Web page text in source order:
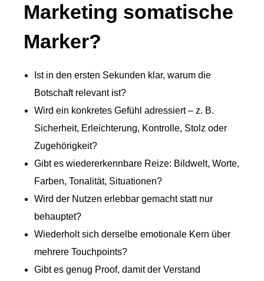
Marketing somatische
Marker?
Ist in den ersten Sekunden klar, warum die
Botschaft relevant ist?
Wird ein konkretes Gefühl adressiert – z. B.
Sicherheit, Erleichterung, Kontrolle, Stolz oder
Zugehörigkeit?
Gibt es wiedererkennbare Reize: Bildwelt, Worte,
Farben, Tonalität, Situationen?
Wird der Nutzen erlebbar gemacht statt nur
behauptet?
Wiederholt sich derselbe emotionale Kern über
mehrere Touchpoints?
Gibt es genug Proof, damit der Verstand